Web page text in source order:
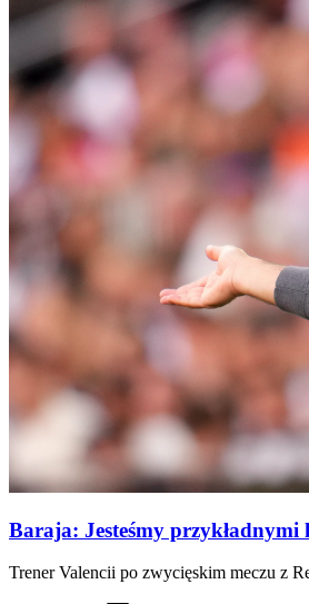
Baraja: Jesteśmy przykładnymi
Trener Valencii po zwycięskim meczu z